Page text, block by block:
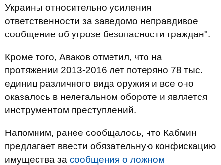
Украины относительно усиления
ответственности за заведомо неправдивое
сообщение об угрозе безопасности граждан".
Кроме того, Аваков отметил, что на
протяжении 2013-2016 лет потеряно 78 тыс.
единиц различного вида оружия и все оно
оказалось в нелегальном обороте и является
инструментом преступлений.
Напомним, ранее сообщалось, что Кабмин
предлагает ввести обязательную конфискацию
имущества за сообщения о ложном